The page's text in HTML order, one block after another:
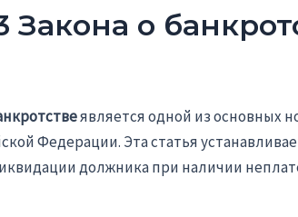
Закона о
является одной из основных
Федерации. Эта статья
должника при наличии